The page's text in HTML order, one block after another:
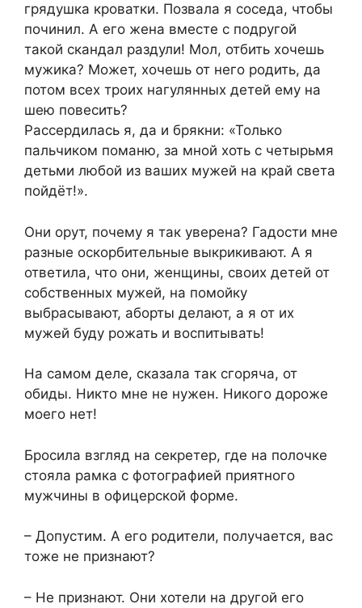
грядушка кроватки. Позвала я соседа, чтобы
починил. А его жена вместе с подругой
такой скандал раздули! Мол, отбить хочешь
мужика? Может, хочешь от него родить, да
потом всех троих нагулянных детей ему на
шею повесить?
Рассердилась я, да и брякни: «Только
пальчиком поманю, за мной хоть с четырьмя
детьми любой из ваших мужей на край света
пойдёт!».
Они орут, почему я так уверена? Гадости мне
разные оскорбительные выкрикивают. А я
ответила, что они, женщины, своих детей от
собственных мужей, на помойку
выбрасывают, аборты делают, а я от их
мужей буду рожать и воспитывать!
На самом деле, сказала так сгоряча, от
обиды. Никто мне не нужен. Никого дороже
моего нет!
Бросила взгляд на секретер, где на полочке
стояла рамка с фотографией приятного
мужчины в офицерской форме.
– Допустим. А его родители, получается, вас
тоже не признают?
– Не признают. Они хотели на другой его